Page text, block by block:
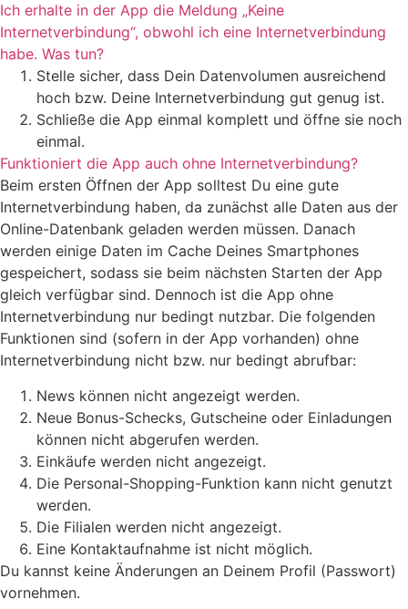
Ich erhalte in der App die Meldung „Keine
Internetverbindung“, obwohl ich eine Internetverbindung
habe. Was tun?
Stelle sicher, dass Dein Datenvolumen ausreichend
hoch bzw. Deine Internetverbindung gut genug ist.
Schließe die App einmal komplett und öffne sie noch
einmal.
Funktioniert die App auch ohne Internetverbindung?
Beim ersten Öffnen der App solltest Du eine gute
Internetverbindung haben, da zunächst alle Daten aus der
Online-Datenbank geladen werden müssen. Danach
werden einige Daten im Cache Deines Smartphones
gespeichert, sodass sie beim nächsten Starten der App
gleich verfügbar sind. Dennoch ist die App ohne
Internetverbindung nur bedingt nutzbar. Die folgenden
Funktionen sind (sofern in der App vorhanden) ohne
Internetverbindung nicht bzw. nur bedingt abrufbar:
News können nicht angezeigt werden.
Neue Bonus-Schecks, Gutscheine oder Einladungen
können nicht abgerufen werden.
Einkäufe werden nicht angezeigt.
Die Personal-Shopping-Funktion kann nicht genutzt
werden.
Die Filialen werden nicht angezeigt.
Eine Kontaktaufnahme ist nicht möglich.
Du kannst keine Änderungen an Deinem Profil (Passwort)
vornehmen.